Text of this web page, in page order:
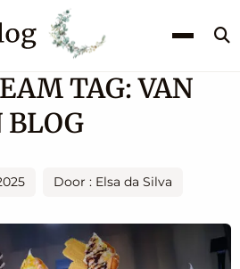
TAG: VAN
BLOG
Door : Elsa da Silva